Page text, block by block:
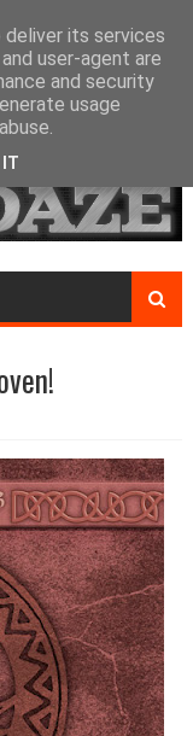
its services
user-agent are
and security
usage
IT